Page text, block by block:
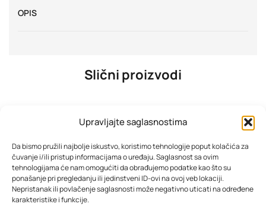
Upravljajte saglasnostima
Da bismo pružili najbolje iskustvo, koristimo tehnologije poput kolačića za
čuvanje i/ili pristup informacijama o uređaju. Saglasnost sa ovim
tehnologijama će nam omogućiti da obrađujemo podatke kao što su
ponašanje pri pregledanju ili jedinstveni ID-ovi na ovoj veb lokaciji.
Nepristanak ili povlačenje saglasnosti može negativno uticati na određene
karakteristike i funkcije.
OPIS
Slični proizvodi